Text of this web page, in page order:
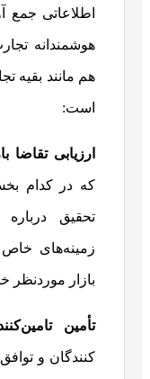
اطلاعاتی جمع
هوشمندانه
هم مانند بقیه
است:
ارزیابی تقاضا
که در کدام
تحقیق
زمینه‌های خاص
بازار موردنظر
تأمین
کنندگان و